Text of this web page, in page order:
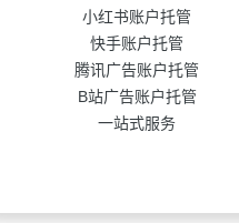
小红书账户托管
快手账户托管
腾讯广告账户托管
B站广告账户托管
一站式服务